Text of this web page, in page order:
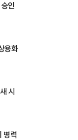
인
용화
시
병력